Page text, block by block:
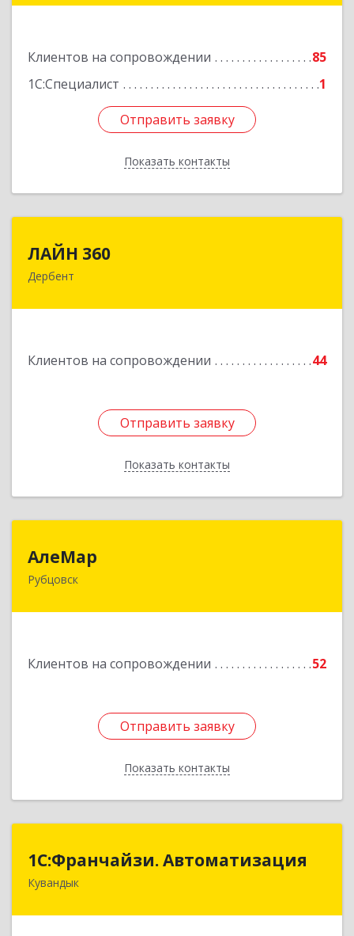
Клиентов на сопровождении
85
1С:Специалист
1
Отправить заявку
Показать контакты
Отправить заявку
Назад
ЛАЙН 360
Дербент
Клиентов на сопровождении 44
Отправить заявку
Показать контакты
368600, Дагестан Респ, Дербент г, Ю.Гагарина
Отправить заявку
Назад
АлеМар
Рубцовск
Клиентов на сопровождении 52
Отправить заявку
Показать контакты
Отправить заявку
Назад
1С:Франчайзи. Автоматизация
Кувандык
1С:Франчайзи. Автоматизация
462220, Оренбургская обл, Кувандыкский р-н,